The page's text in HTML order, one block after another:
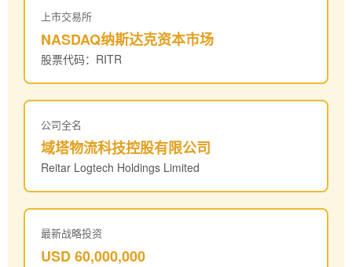
上市交易所
NASDAQ纳斯达克资本市场
股票代码：RITR
公司全名
域塔物流科技控股有限公司
Reitar Logtech Holdings Limited
最新战略投资
USD 60,000,000